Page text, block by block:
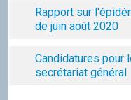
Discord
Squirrel
Rapport sur
de juin août 2020
Candidatures pour
secrétariat général